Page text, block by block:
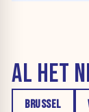
AL HET
BRUSSEL